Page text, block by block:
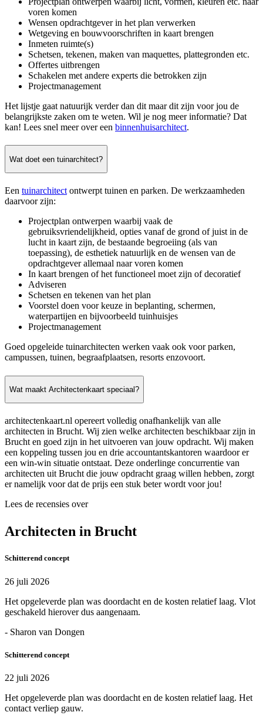
voren komen
Wensen opdrachtgever in het plan verwerken
Wetgeving en bouwvoorschriften in kaart brengen
Inmeten ruimte(s)
Schetsen, tekenen, maken van maquettes, plattegronden etc.
Offertes uitbrengen
Schakelen met andere experts die betrokken zijn
Projectmanagement
Het lijstje gaat natuurijk verder dan dit maar dit zijn voor jou de
belangrijkste zaken om te weten. Wil je nog meer informatie? Dat
kan! Lees snel meer over een binnenhuisarchitect.
Wat doet een tuinarchitect?
Een tuinarchitect ontwerpt tuinen en parken. De werkzaamheden
daarvoor zijn:
Projectplan ontwerpen waarbij vaak de
gebruiksvriendelijkheid, opties vanaf de grond of juist in de
lucht in kaart zijn, de bestaande begroeiing (als van
toepassing), de esthetiek natuurlijk en de wensen van de
opdrachtgever allemaal naar voren komen
In kaart brengen of het functioneel moet zijn of decoratief
Adviseren
Schetsen en tekenen van het plan
Voorstel doen voor keuze in beplanting, schermen,
waterpartijen en bijvoorbeeld tuinhuisjes
Projectmanagement
Goed opgeleide tuinarchitecten werken vaak ook voor parken,
campussen, tuinen, begraafplaatsen, resorts enzovoort.
Wat maakt Architectenkaart speciaal?
architectenkaart.nl opereert volledig onafhankelijk van alle
architecten in Brucht. Wij zien welke architecten beschikbaar zijn in
Brucht en goed zijn in het uitvoeren van jouw opdracht. Wij maken
een koppeling tussen jou en drie accountantskantoren waardoor er
een win-win situatie ontstaat. Deze onderlinge concurrentie van
architecten uit Brucht die jouw opdracht graag willen hebben, zorgt
er namelijk voor dat de prijs een stuk beter wordt voor jou!
Lees de recensies over
Architecten in Brucht
Schitterend concept
26 juli 2026
Het opgeleverde plan was doordacht en de kosten relatief laag. Vlot
geschakeld hierover dus aangenaam.
- Sharon van Dongen
Schitterend concept
22 juli 2026
Het opgeleverde plan was doordacht en de kosten relatief laag. Het
contact verliep gauw.